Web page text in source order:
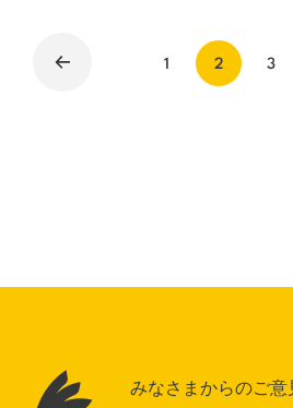
1 2 3
みなさまからのご